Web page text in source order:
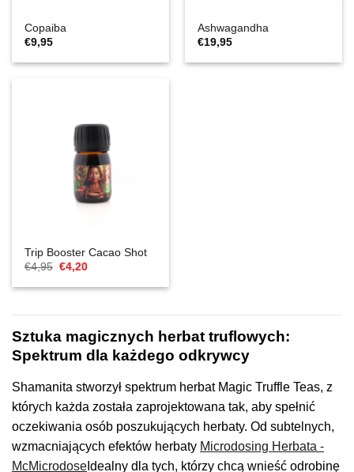
Copaiba
€9,95
Ashwagandha
€19,95
Trip Booster Cacao Shot
€4,95 Cena
wynosiła:
€4,20Aktualna
to:
Sztuka magicznych herbat truflowych:
Spektrum dla każdego odkrywcy
Shamanita stworzył spektrum herbat Magic Truffle Teas, z
których każda została zaprojektowana tak, aby spełnić
oczekiwania osób poszukujących herbaty. Od subtelnych,
wzmacniających efektów herbaty Microdosing Herbata -
McMicrodose Idealny dla tych, którzy chcą wnieść odrobinę